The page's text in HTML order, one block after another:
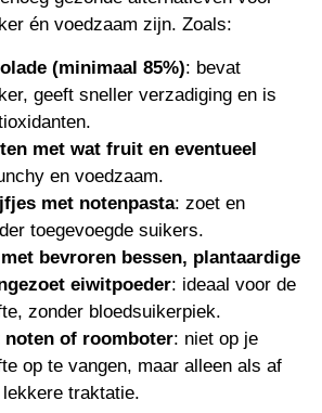
én voedzaam zijn. Zoals:
(minimaal 85%): bevat
geeft sneller verzadiging en is
met wat fruit en eventueel
en voedzaam.
met notenpasta: zoet en
toegevoegde suikers.
bevroren bessen, plantaardige
eiwitpoeder: ideaal voor de
zonder bloedsuikerpiek.
noten of roomboter: niet op je
op te vangen, maar alleen als af
traktatie.